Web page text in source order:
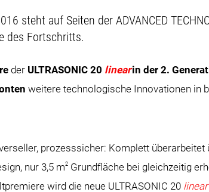
steht auf Seiten der ADVANCED
des Fortschritts.
der ULTRASONIC 20 linearin der 2.
weitere technologische Innovationen in
prozesssicher: Komplett überarbeitet
nur 3,5 m2 Grundfläche bei gleichzeitig
wird die neue ULTRASONIC 20 linear